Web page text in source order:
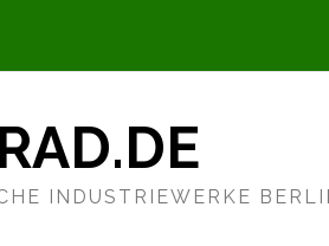
INDUSTRIEWERKE